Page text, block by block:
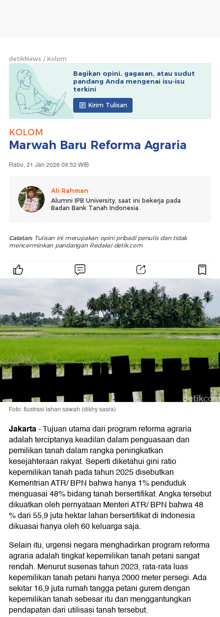
detikNews Kolom
Bagikan opini, gagasan, atau sudut
pandang Anda mengenai isu-isu
terkini
Kirim Tulisan
KOLOM
Marwah Baru Reforma Agraria
Rabu, 21 Jan 2026 09:52 WIB
Ali Rahman
Alumni IPB University, saat ini bekerja pada
Badan Bank Tanah Indonesia.
Catatan:Tulisan ini merupakan opini pribadi penulis dan tidak
mencerminkan pandangan Redaksi detik.com
Foto: Ilustrasi lahan sawah (dikhy sasra)
Jakarta-Tujuan utama dari program reforma agraria
adalah terciptanya keadilan dalam penguasaan dan
pemilikan tanah dalam rangka peningkatkan
kesejahteraan rakyat. Seperti diketahui gini ratio
kepemilikan tanah pada tahun 2025 disebutkan
Kementrian ATR/ BPN bahwa hanya 1% penduduk
menguasai 48% bidang tanah bersertifikat. Angka tersebut
dikuatkan oleh pernyataan Menteri ATR/ BPN bahwa 48
% dari 55,9 juta hektar lahan bersertifikat di Indonesia
dikuasai hanya oleh 60 keluarga saja.
Selain itu, urgensi negara menghadirkan program reforma
agraria adalah tingkat kepemilikan tanah petani sangat
rendah. Menurut susenas tahun 2023, rata-rata luas
kepemilikan tanah petani hanya 2000 meter persegi. Ada
sekitar 16,9 juta rumah tangga petani gurem dengan
kepemilikan tanah sebesar itu dan menggantungkan
pendapatan dari utilisasi tanah tersebut.